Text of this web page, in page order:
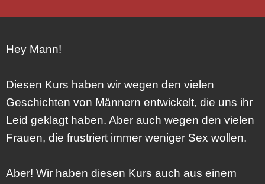
Hey Mann!
Diesen Kurs haben wir wegen den vielen
Geschichten von Männern entwickelt, die uns ihr
Leid geklagt haben. Aber auch wegen den vielen
Frauen, die frustriert immer weniger Sex wollen.
Aber! Wir haben diesen Kurs auch aus einem